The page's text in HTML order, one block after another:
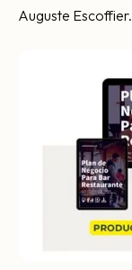
Auguste Escoffier.